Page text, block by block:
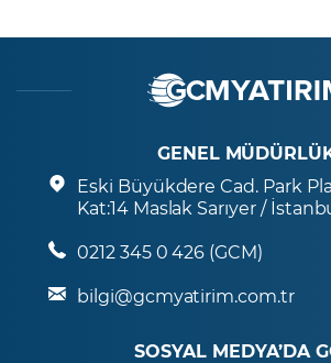
GENEL
Eski Büyükdere Cad. Park
Kat:14 Maslak Sarıyer /
0212 345 0 426 (GCM)
bilgi@gcmyatirim.com.tr
SOSYAL MEDYA’DA